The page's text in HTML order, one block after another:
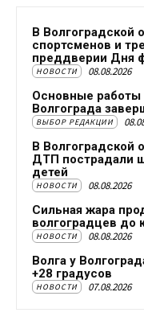
В Волгоградской
спортсменов и
преддверии Дня
НОВОСТИ 08.08.2026
Основные работы
Волгограда
ВЫБОР РЕДАКЦИИ
В Волгоградской
ДТП пострадали
детей
НОВОСТИ 08.08.2026
Сильная жара
волгоградцев до
НОВОСТИ 08.08.2026
Волга у
+28 градусов
НОВОСТИ 07.08.2026